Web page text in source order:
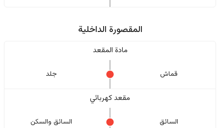
المقصورة الداخلية
مادة المقعد
قماش جلد
مقعد كهربائي
السائق السائق والسکن